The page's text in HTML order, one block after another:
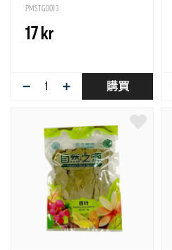
PMSTG0013
17 kr
− + 購買